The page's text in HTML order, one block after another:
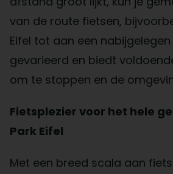
van de route fietsen,
Eifel tot aan een
gevarieerd en biedt
om te stoppen en de
Fietsplezier voor het hele
Park Eifel
Met een breed scala aan